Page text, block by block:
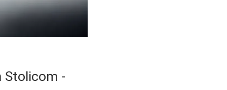
Stolicom -